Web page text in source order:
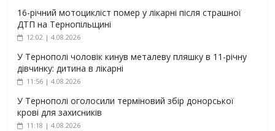
16-річний мотоцикліст помер у лікарні після страшної
ДТП на Тернопільщині
12:02 | 4.08.2026
У Тернополі чоловік кинув металеву пляшку в 11-річну
дівчинку: дитина в лікарні
11:56 | 4.08.2026
У Тернополі оголосили терміновий збір донорської
крові для захисників
11:18 | 4.08.2026